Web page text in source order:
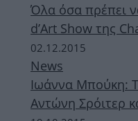
Όλα όσα πρέπει
d’Art Show της
02.12.2015
News
Ιωάννα Μπούκη:
Αντώνη Σρόιτερ